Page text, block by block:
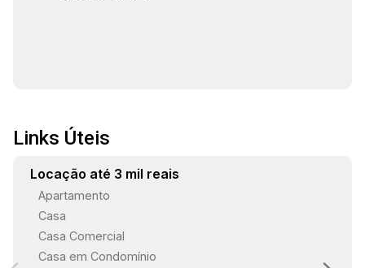
Links Úteis
Locação até 3 mil reais
Apartamento
Casa
Casa Comercial
Casa em Condomínio